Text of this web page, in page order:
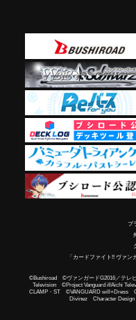
プ
「カードファイト!! ヴァ
©Bushiroad ©ヴァンガードG2016／テレ
Television ©Project Vanguard if/Aichi
CLAMP・ST ©VANGUARD will+Dress
Divinez Character Design